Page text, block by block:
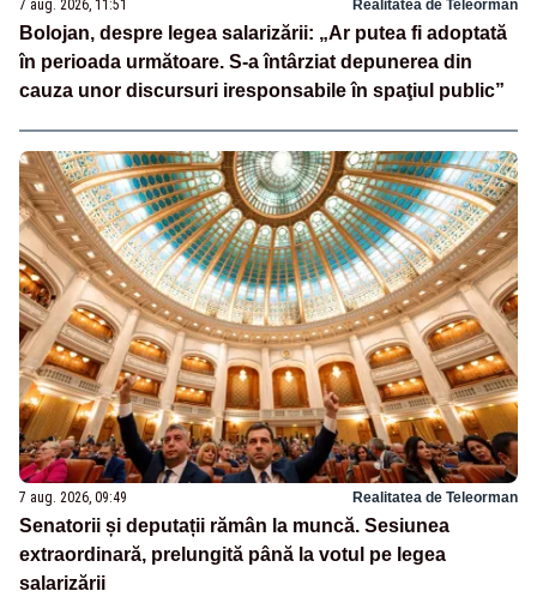
7 aug. 2026, 11:51 Realitatea de Teleorman
Bolojan, despre legea salarizării: „Ar putea fi adoptată
în perioada următoare. S-a întârziat depunerea din
cauza unor discursuri iresponsabile în spaţiul public”
7 aug. 2026, 09:49 Realitatea de Teleorman
Senatorii și deputații rămân la muncă. Sesiunea
extraordinară, prelungită până la votul pe legea
salarizării